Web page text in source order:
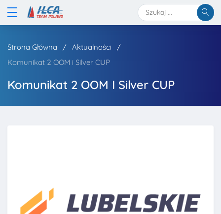
Strona Główna
Aktualności
Komunikat 2 OOM i Silver CUP
Komunikat 2 OOM I Silver CUP